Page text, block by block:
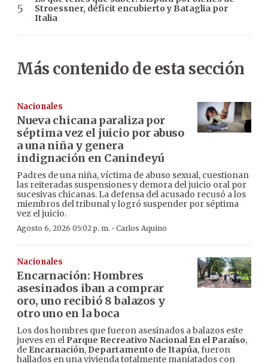
Stroessner, déficit encubierto y Bataglia por
Italia
Más contenido de esta sección
Nacionales
Nueva chicana paraliza por
séptima vez el juicio por abuso
a una niña y genera
indignación en Canindeyú
Padres de una niña, víctima de abuso sexual, cuestionan
las reiteradas suspensiones y demora del juicio oral por
sucesivas chicanas. La defensa del acusado recusó a los
miembros del tribunal y logró suspender por séptima
vez el juicio.
Agosto 6, 2026 05:02 p. m. · Carlos Aquino
Nacionales
Encarnación: Hombres
asesinados iban a comprar
oro, uno recibió 8 balazos y
otro uno en la boca
Los dos hombres que fueron asesinados a balazos este
jueves en el Parque Recreativo Nacional En el Paraíso,
de Encarnación, Departamento de Itapúa, fueron
hallados en una vivienda totalmente maniatados con